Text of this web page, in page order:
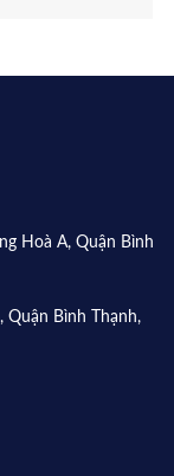
Hoà A, Quận Bình
Quận Bình Thạnh,